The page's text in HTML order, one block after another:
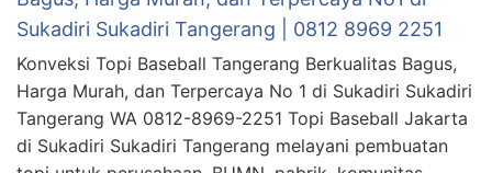
Sukadiri Sukadiri Tangerang | 0812 8969 2251
Konveksi Topi Baseball Tangerang Berkualitas Bagus,
Harga Murah, dan Terpercaya No 1 di Sukadiri Sukadiri
Tangerang WA 0812-8969-2251 Topi Baseball Jakarta
di Sukadiri Sukadiri Tangerang melayani pembuatan